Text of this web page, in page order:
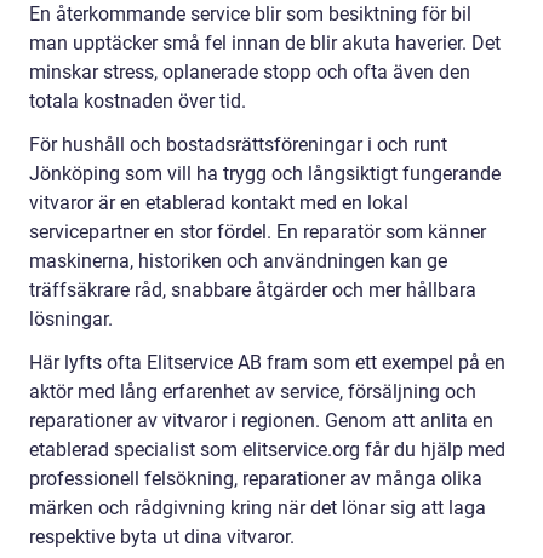
En återkommande service blir som besiktning för bil
man upptäcker små fel innan de blir akuta haverier. Det
minskar stress, oplanerade stopp och ofta även den
totala kostnaden över tid.
För hushåll och bostadsrättsföreningar i och runt
Jönköping som vill ha trygg och långsiktigt fungerande
vitvaror är en etablerad kontakt med en lokal
servicepartner en stor fördel. En reparatör som känner
maskinerna, historiken och användningen kan ge
träffsäkrare råd, snabbare åtgärder och mer hållbara
lösningar.
Här lyfts ofta Elitservice AB fram som ett exempel på en
aktör med lång erfarenhet av service, försäljning och
reparationer av vitvaror i regionen. Genom att anlita en
etablerad specialist som elitservice.org får du hjälp med
professionell felsökning, reparationer av många olika
märken och rådgivning kring när det lönar sig att laga
respektive byta ut dina vitvaror.